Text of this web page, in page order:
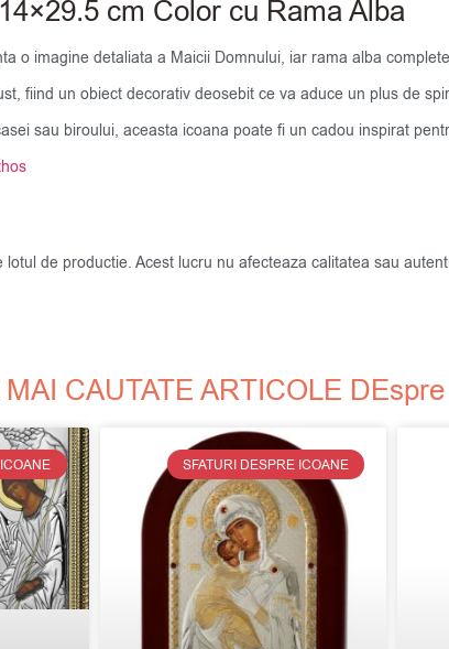
cm Color cu Rama Alba
o imagine detaliata a Maicii Domnului, iar rama alba
fiind un obiect decorativ deosebit ce va aduce un plus de
sau biroului, aceasta icoana poate fi un cadou inspirat
de productie. Acest lucru nu afecteaza calitatea sau
CAUTATE ARTICOLE
SFATURI DESPRE ICOANE